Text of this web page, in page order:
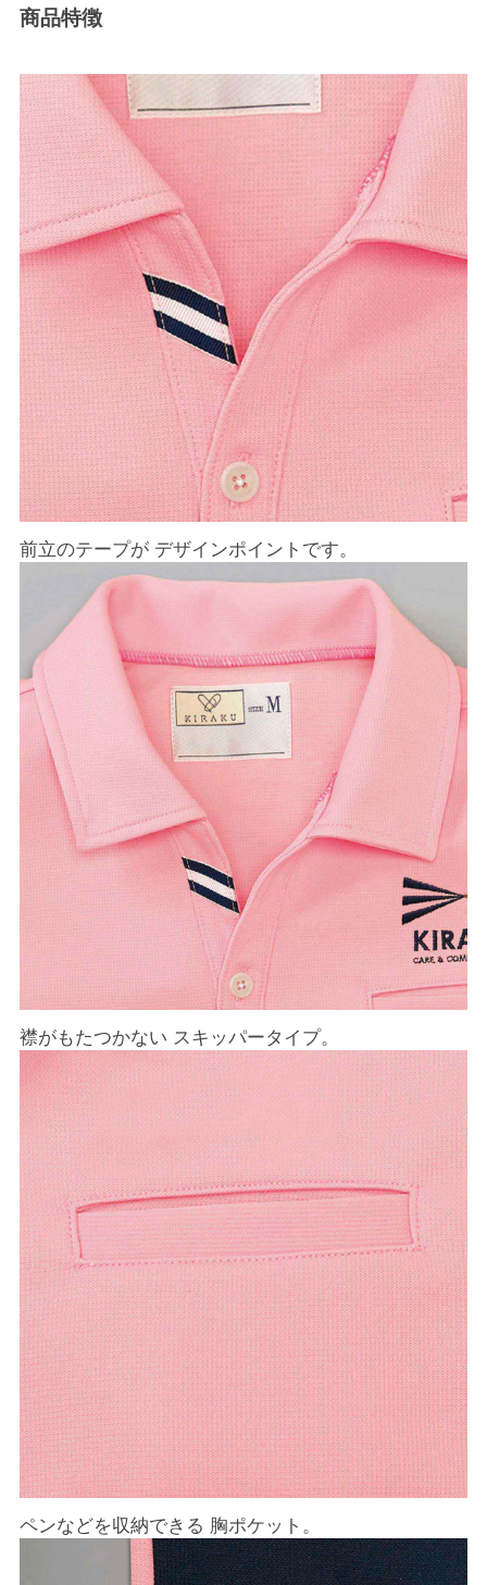
商品特徴
前立のテープが デザインポイントです。
襟がもたつかない スキッパータイプ。
ペンなどを収納できる 胸ポケット。